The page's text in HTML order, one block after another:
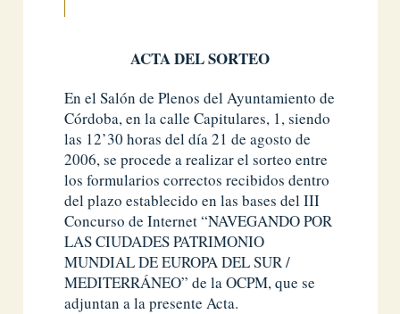
ACTA DEL SORTEO
En el Salón de Plenos del Ayuntamiento de
Córdoba, en la calle Capitulares, 1, siendo
las 12’30 horas del día 21 de agosto de
2006, se procede a realizar el sorteo entre
los formularios correctos recibidos dentro
del plazo establecido en las bases del III
Concurso de Internet “NAVEGANDO POR
LAS CIUDADES PATRIMONIO
MUNDIAL DE EUROPA DEL SUR /
MEDITERRÁNEO” de la OCPM, que se
adjuntan a la presente Acta.